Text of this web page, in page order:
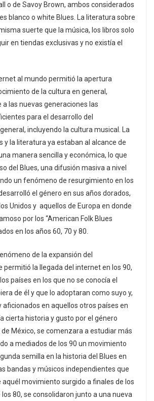
o de Savoy Brown, ambos considerados
blanco o white Blues. La literatura sobre
suerte que la música, los libros solo
en tiendas exclusivas y no existía el
al mundo permitió la apertura
de la cultura en general,
las nuevas generaciones las
para el desarrollo del
incluyendo la cultura musical. La
y la literatura ya estaban al alcance de
manera sencilla y económica, lo que
del Blues, una difusión masiva a nivel
un fenómeno de resurgimiento en los
el género en sus años dorados,
Unidos y aquellos de Europa en donde
por los “American Folk Blues
en los años 60, 70 y 80.
de la expansión del
permitió la llegada del internet en los 90,
países en los que no se conocía el
de él y que lo adoptaran como suyo y,
aficionados en aquellos otros países en
cierta historia y gusto por el género
México, se comenzara a estudiar más
a mediados de los 90 un movimiento
semilla en la historia del Blues en
bandas y músicos independientes que
aquél movimiento surgido a finales de los
los 80, se consolidaron junto a una nueva